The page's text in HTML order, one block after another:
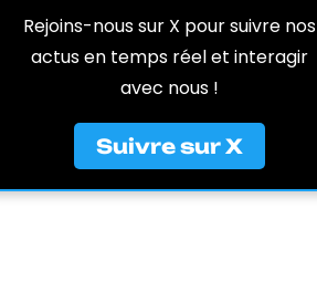
Rejoins-nous sur X pour suivre nos
actus en temps réel et interagir
avec nous !
Suivre sur X